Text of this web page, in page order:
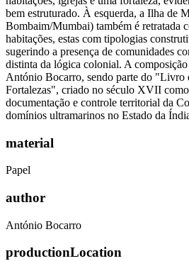
bem estruturado. À esquerda, a Ilha de
Bombaim/Mumbai) também é retratada
habitações, estas com tipologias
sugerindo a presença de comunidades
distinta da lógica colonial. A
António Bocarro, sendo parte do "Livro
Fortalezas", criado no século XVII
documentação e controle territorial da
domínios ultramarinos no Estado da
material
Papel
author
António Bocarro
productionLocation